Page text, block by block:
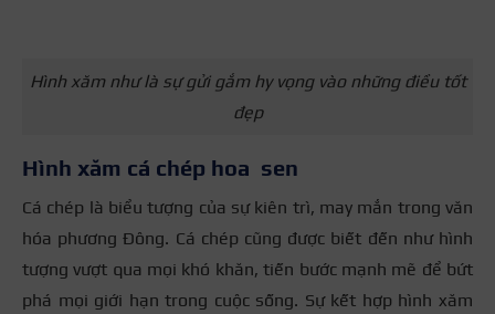
Hình xăm như là sự gửi gắm hy vọng vào những điều tốt
đẹp
Hình xăm cá chép hoa sen
Cá chép là biểu tượng của sự kiên trì, may mắn trong văn
hóa phương Đông. Cá chép cũng được biết đến như hình
tượng vượt qua mọi khó khăn, tiến bước mạnh mẽ để bứt
phá mọi giới hạn trong cuộc sống. Sự kết hợp hình xăm